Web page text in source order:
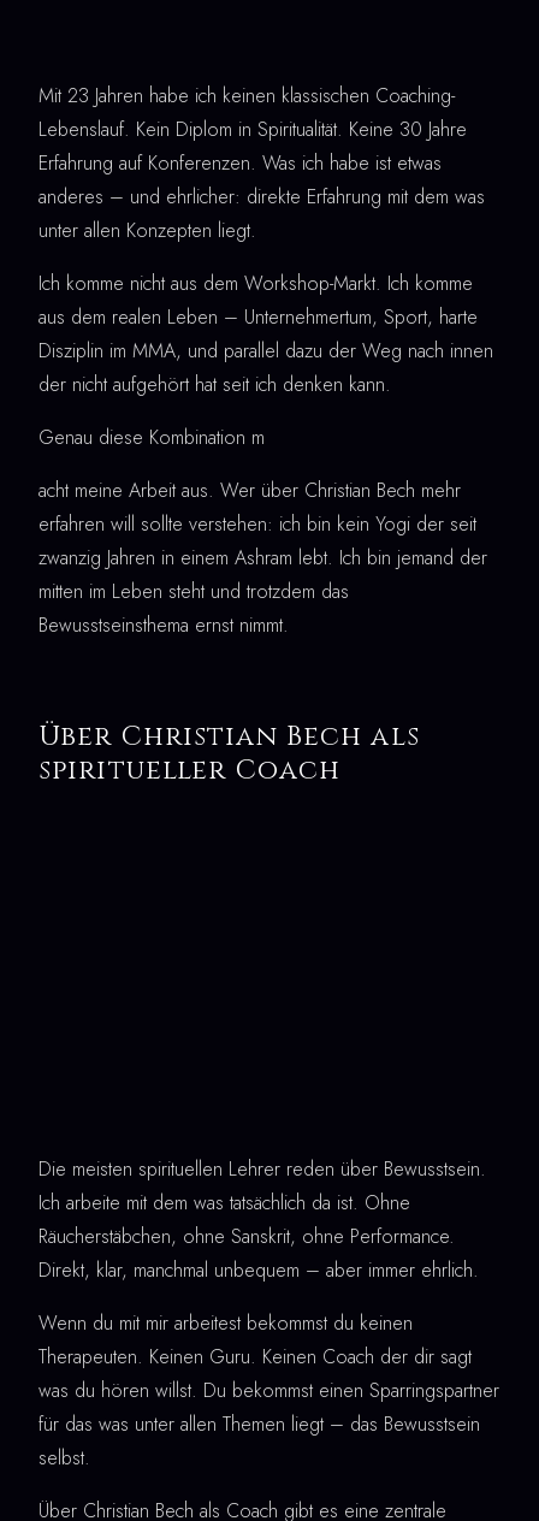
Mit 23 Jahren habe ich keinen klassischen Coaching-
Lebenslauf. Kein Diplom in Spiritualität. Keine 30 Jahre
Erfahrung auf Konferenzen. Was ich habe ist etwas
anderes – und ehrlicher: direkte Erfahrung mit dem was
unter allen Konzepten liegt.
Ich komme nicht aus dem Workshop-Markt. Ich komme
aus dem realen Leben – Unternehmertum, Sport, harte
Disziplin im MMA, und parallel dazu der Weg nach innen
der nicht aufgehört hat seit ich denken kann.
Genau diese Kombination m
acht meine Arbeit aus. Wer über Christian Bech mehr
erfahren will sollte verstehen: ich bin kein Yogi der seit
zwanzig Jahren in einem Ashram lebt. Ich bin jemand der
mitten im Leben steht und trotzdem das
Bewusstseinsthema ernst nimmt.
Über Christian Bech als
spiritueller Coach
Die meisten spirituellen Lehrer reden über Bewusstsein.
Ich arbeite mit dem was tatsächlich da ist. Ohne
Räucherstäbchen, ohne Sanskrit, ohne Performance.
Direkt, klar, manchmal unbequem – aber immer ehrlich.
Wenn du mit mir arbeitest bekommst du keinen
Therapeuten. Keinen Guru. Keinen Coach der dir sagt
was du hören willst. Du bekommst einen Sparringspartner
für das was unter allen Themen liegt – das Bewusstsein
selbst.
Über Christian Bech als Coach gibt es eine zentrale